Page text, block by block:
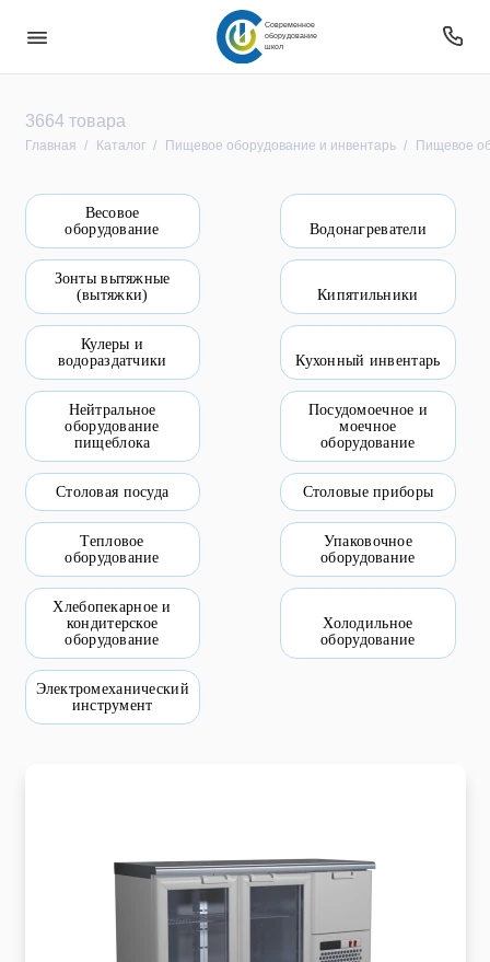
Современное
оборудование
школ
3664 товара
Главная Каталог Пищевое оборудование и инвентарь Пищевое
Безопасность
Интерактивное оборудование
Компьютерное и цифровое оборудование
Мебель
Оборудование
Оборудование для овз
Оборудование уличное и для прилегающей
территории
Пищевое оборудование и инвентарь
Робототехника
Спортивное оборудование и инвентарь
Фото, видео и аксессуары
Цифровые лаборатории
Весовое
оборудование
Водонагреватели
Зонты вытяжные
(вытяжки)
Кипятильники
Кулеры и
водораздатчики
Кухонный инвентарь
Нейтральное
оборудование
пищеблока
Посудомоечное и
моечное
оборудование
Столовая посуда Столовые приборы
Тепловое
оборудование
Упаковочное
оборудование
Хлебопекарное и
кондитерское
оборудование
Холодильное
оборудование
Электромеханический
инструмент